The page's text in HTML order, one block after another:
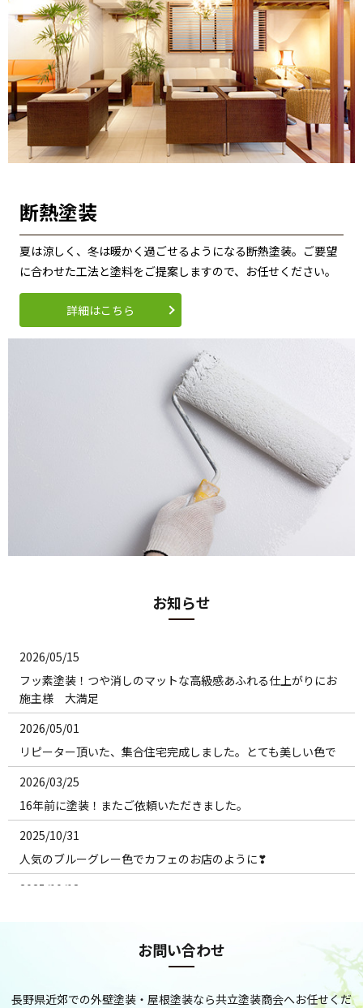
断熱塗装
夏は涼しく、冬は暖かく過ごせるようになる断熱塗装。ご要望
に合わせた工法と塗料をご提案しますので、お任せください。
詳細はこちら
お知らせ
2026/05/15
フッ素塗装！つや消しのマットな高級感あふれる仕上がりにお
施主様 大満足
2026/05/01
リピーター頂いた、集合住宅完成しました。とても美しい色で
2026/03/25
16年前に塗装！またご依頼いただきました。
2025/10/31
人気のブルーグレー色でカフェのお店のように❣
2025/10/18
お問い合わせ
長野県近郊での外壁塗装・屋根塗装なら共立塗装商会へお任せくだ